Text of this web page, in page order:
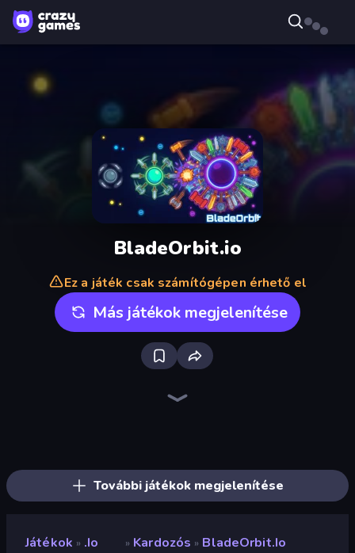
BladeOrbit.io
Ez a játék csak számítógépen érhető el
Más játékok megjelenítése
További játékok megjelenítése
Játékok » .io » Kardozós » BladeOrbit.io